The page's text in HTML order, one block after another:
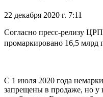
22 декабря 2020 г. 7:11
Согласно пресс-релизу
промаркировано 16,5 млрд
С 1 июля 2020 года
запрещены в продаже, но у